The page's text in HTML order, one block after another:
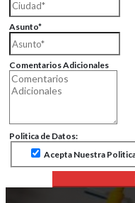
Asunto*
Comentarios Adicionales
Politica de Datos:
Acepta Nuestra